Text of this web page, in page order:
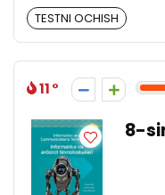
TESTNI OCHISH
11
8-